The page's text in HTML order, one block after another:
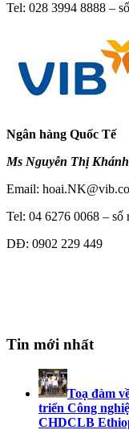
Tel: 028 3994 8888 –
Ngân hàng Quốc Tế
Ms Nguyễn Thị
Email:
Tel: 04 6276 0068 – số
DĐ: 0902 229 449
Tin mới nhất
Toạ đàm
triển Công
CHDCLB